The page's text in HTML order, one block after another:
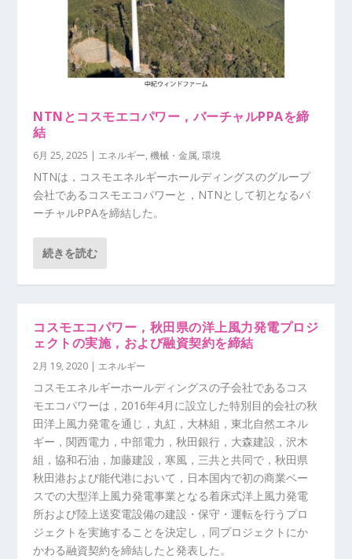
NTNとコスモエコパワー，バーチャルPPAを締
結
6月 25, 2025 | エネルギー,機械・金属,環境
NTNは，コスモエネルギーホールディングスのグループ
会社であるコスモエコパワーと，NTNとして初となるバ
ーチャルPPAを締結した。
続きを読む
コスモエコパワー，秋田県の洋上風力発電プロジ
ェクトの実施，および融資契約を締結
2月 19, 2020 | エネルギー
コスモエネルギーホールディングスの子会社であるコス
モエコパワーは，2016年4月に設立した特別目的会社の秋
田洋上風力発電を通じ，丸紅，大林組，東北自然エネル
ギー，関西電力，中部電力，秋田銀行，大森建設，沢木
組，協和石油，加藤建設，寒風，三共と共同で，秋田県
秋田港および能代港において，日本国内で初の商業ベー
スでの大型洋上風力発電事業となる着床式洋上風力発電
所および陸上送変電設備の建設・保守・運転を行うプロ
ジェクトを実施することを決定し，同プロジェクトにか
かわる融資契約を締結したと発表した。